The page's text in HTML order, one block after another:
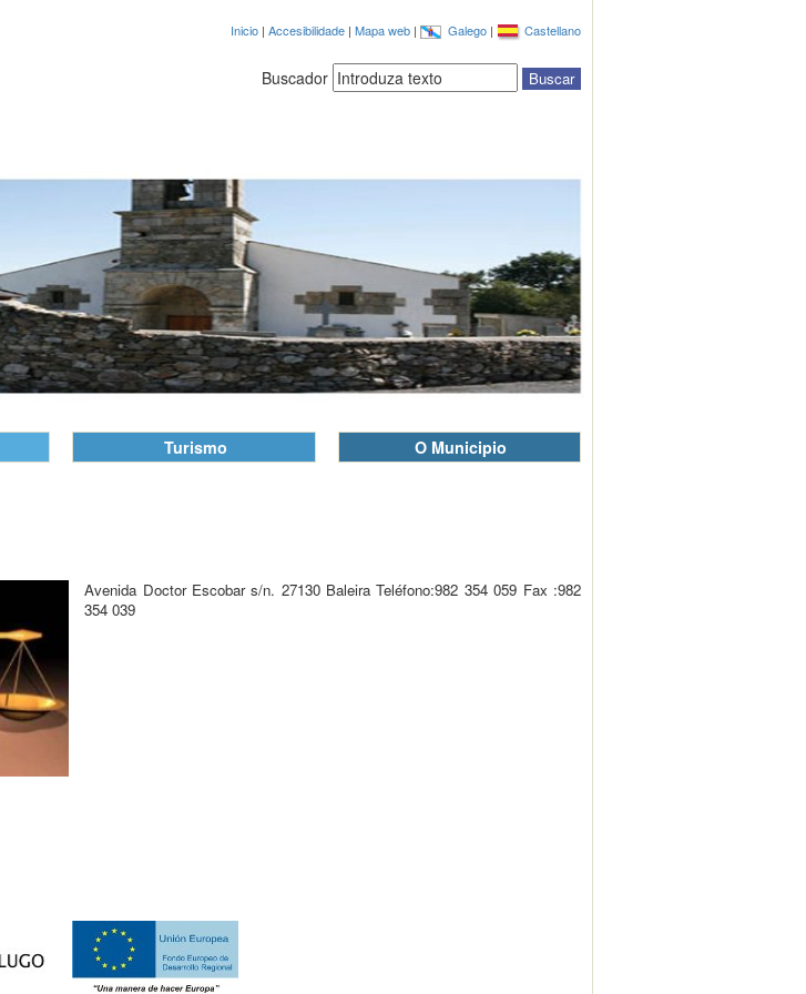
Inicio | Accesibilidade | Mapa web | Galego | Castellano
Buscador
Turismo O Municipio
Avenida Doctor Escobar s/n. 27130 Baleira Teléfono:982 354 059 Fax :982
354 039